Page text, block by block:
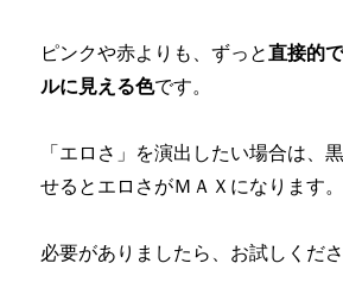
ピンクや赤よりも、ずっと直接的
ルに見える色です。
「エロさ」を演出したい場合は、
せるとエロさがＭＡＸになります。
必要がありましたら、お試しくださ